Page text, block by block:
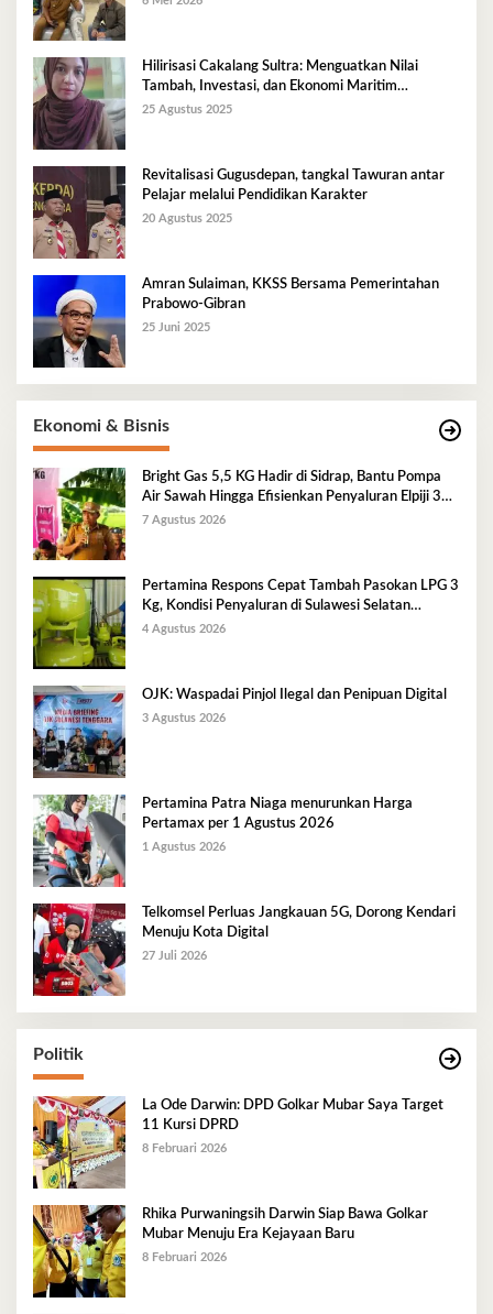
Hilirisasi Cakalang Sultra: Menguatkan Nilai
Tambah, Investasi, dan Ekonomi Maritim
Berkelanjutan
25 Agustus 2025
Revitalisasi Gugusdepan, tangkal Tawuran antar
Pelajar melalui Pendidikan Karakter
20 Agustus 2025
Amran Sulaiman, KKSS Bersama Pemerintahan
Prabowo-Gibran
25 Juni 2025
Ekonomi & Bisnis
Bright Gas 5,5 KG Hadir di Sidrap, Bantu Pompa
Air Sawah Hingga Efisienkan Penyaluran Elpiji 3
Kg
7 Agustus 2026
Pertamina Respons Cepat Tambah Pasokan LPG 3
Kg, Kondisi Penyaluran di Sulawesi Selatan
Berlangsung Kondusif
4 Agustus 2026
OJK: Waspadai Pinjol Ilegal dan Penipuan Digital
3 Agustus 2026
Pertamina Patra Niaga menurunkan Harga
Pertamax per 1 Agustus 2026
1 Agustus 2026
Telkomsel Perluas Jangkauan 5G, Dorong Kendari
Menuju Kota Digital
27 Juli 2026
Politik
La Ode Darwin: DPD Golkar Mubar Saya Target
11 Kursi DPRD
8 Februari 2026
Rhika Purwaningsih Darwin Siap Bawa Golkar
Mubar Menuju Era Kejayaan Baru
8 Februari 2026